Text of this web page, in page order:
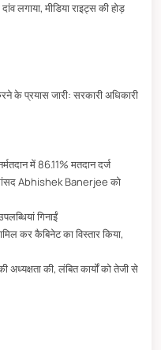
लगाया, मीडिया राइट्स की होड़
के प्रयास जारी: सरकारी अधिकारी
में 86.11% मतदान दर्ज
Abhishek Banerjee को
गिनाईं
कर कैबिनेट का विस्तार किया,
की, लंबित कार्यों को तेजी से